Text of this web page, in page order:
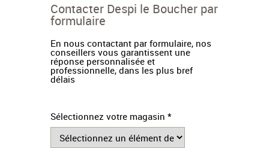
Contacter Despi le Boucher par
formulaire
En nous contactant par formulaire, nos
conseillers vous garantissent une
réponse personnalisée et
professionnelle, dans les plus bref
délais
Sélectionnez votre magasin *